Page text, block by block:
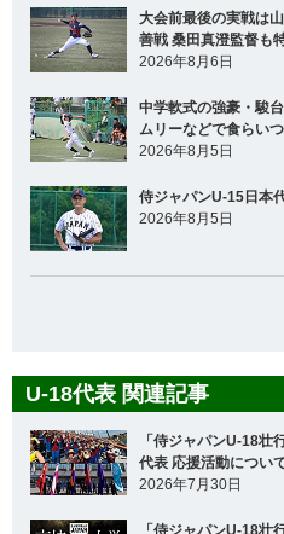
大会前最後の実戦は
善戦 桑田真澄監督も
2026年8月6日
中学軟式の強豪・駿
ムリーなどで食らいつ
2026年8月5日
侍ジャパンU-15日本
2026年8月5日
U-18代表 関連記事
「侍ジャパンU-18壮
代表 応援活動につい
2026年7月30日